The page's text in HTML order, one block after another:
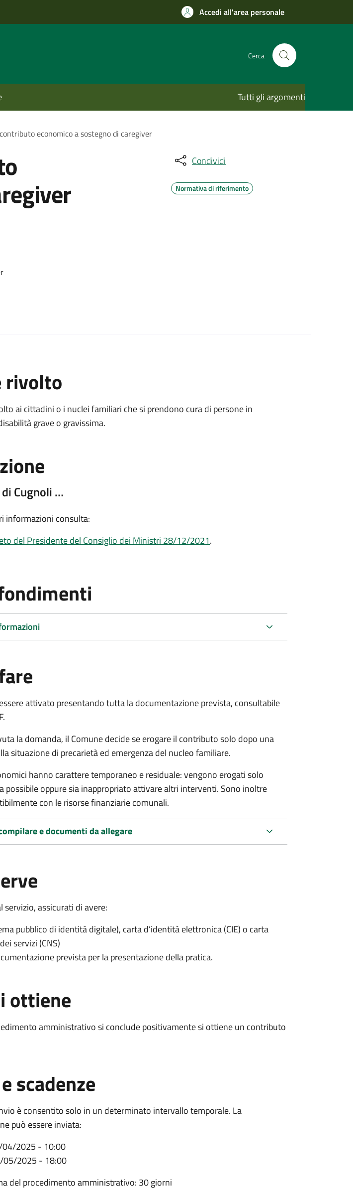
Accedi all'area personale
Cerca
Tutti gli argomenti
economico a sostegno di caregiver
Condividi
Normativa di riferimento
rivolto
ai cittadini o i nuclei familiari che si prendono cura di persone in
grave o gravissima.
Cugnoli …
informazioni consulta:
del Presidente del Consiglio dei Ministri 28/12/2021.
attivato presentando tutta la documentazione prevista, consultabile
la domanda, il Comune decide se erogare il contributo solo dopo una
situazione di precarietà ed emergenza del nucleo familiare.
hanno carattere temporaneo e residuale: vengono erogati solo
possibile oppure sia inappropriato attivare altri interventi. Sono inoltre
con le risorse finanziarie comunali.
e documenti da allegare
servizio, assicurati di avere:
pubblico di identità digitale), carta d’identità elettronica (CIE) o carta
servizi (CNS)
prevista per la presentazione della pratica.
ottiene
amministrativo si conclude positivamente si ottiene un contributo
scadenze
è consentito solo in un determinato intervallo temporale. La
può essere inviata:
04/2025 - 10:00
05/2025 - 18:00
del procedimento amministrativo: 30 giorni